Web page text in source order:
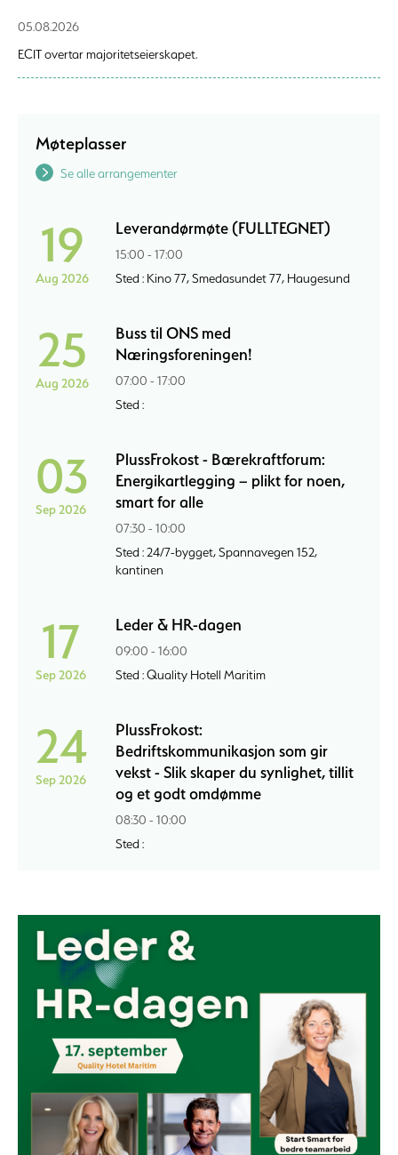
05.08.2026
ECIT overtar majoritetseierskapet.
Møteplasser
Se alle arrangementer
19
Aug 2026
Leverandørmøte (FULLTEGNET)
15:00 - 17:00
Sted : Kino 77, Smedasundet 77, Haugesund
25
Aug 2026
Buss til ONS med
Næringsforeningen!
07:00 - 17:00
Sted :
03
Sep 2026
PlussFrokost - Bærekraftforum:
Energikartlegging – plikt for noen,
smart for alle
07:30 - 10:00
Sted : 24/7-bygget, Spannavegen 152,
kantinen
17
Sep 2026
Leder & HR-dagen
09:00 - 16:00
Sted : Quality Hotell Maritim
24
Sep 2026
PlussFrokost:
Bedriftskommunikasjon som gir
vekst - Slik skaper du synlighet, tillit
og et godt omdømme
08:30 - 10:00
Sted :